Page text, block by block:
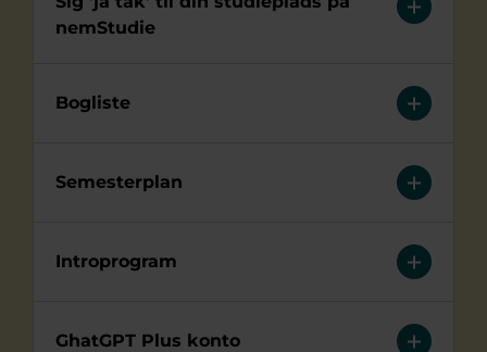
nemStudie
Bogliste
Semesterplan
Introprogram
GhatGPT Plus konto